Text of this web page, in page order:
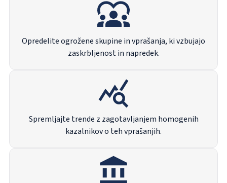
Opredelite ogrožene skupine in vprašanja, ki vzbujajo
zaskrbljenost in napredek.
Spremljajte trende z zagotavljanjem homogenih
kazalnikov o teh vprašanjih.